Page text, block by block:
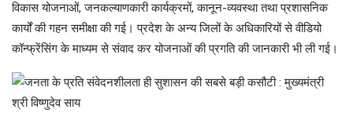
विकास योजनाओं, जनकल्याणकारी कार्यक्रमों, कानून-व्यवस्था तथा प्रशासनिक
कार्यों की गहन समीक्षा की गई। प्रदेश के अन्य जिलों के अधिकारियों से वीडियो
कॉन्फ्रेंसिंग के माध्यम से संवाद कर योजनाओं की प्रगति की जानकारी भी ली गई।